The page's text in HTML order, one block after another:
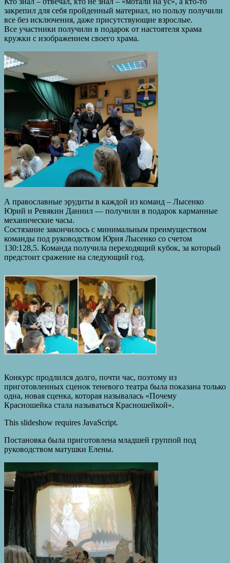
закрепил для себя пройденный материал, но пользу получили
все без исключения, даже присутствующие взрослые.
Все участники получили в подарок от настоятеля храма
кружки с изображением своего храма.
А православные эрудиты в каждой из команд – Лысенко
Юрий и Ревякин Даниил — получили в подарок карманные
механические часы.
Состязание закончилось с минимальным преимуществом
команды под руководством Юрия Лысенко со счетом
130:128,5. Команда получила переходящий кубок, за который
предстоит сражение на следующий год.
Конкурс продлился долго, почти час, поэтому из
приготовленных сценок теневого театра была показана только
одна, новая сценка, которая называлась «Почему
Красношейка стала называться Красношейкой».
This slideshow requires JavaScript.
Постановка была приготовлена младшей группой под
руководством матушки Елены.